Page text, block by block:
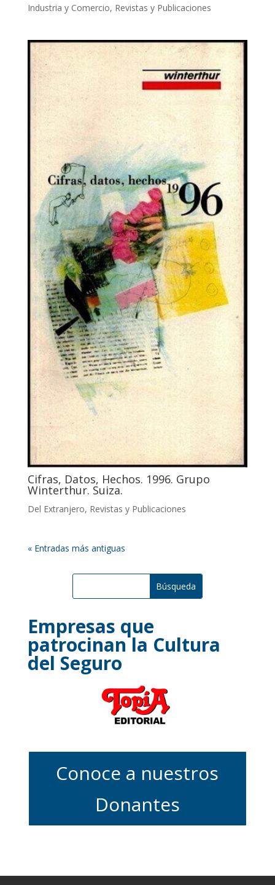
Industria y Comercio, Revistas y Publicaciones
Cifras, Datos, Hechos. 1996. Grupo
Winterthur. Suiza.
Del Extranjero, Revistas y Publicaciones
« Entradas más antiguas
Empresas que
patrocinan la Cultura
del Seguro
Conoce a nuestros
Donantes